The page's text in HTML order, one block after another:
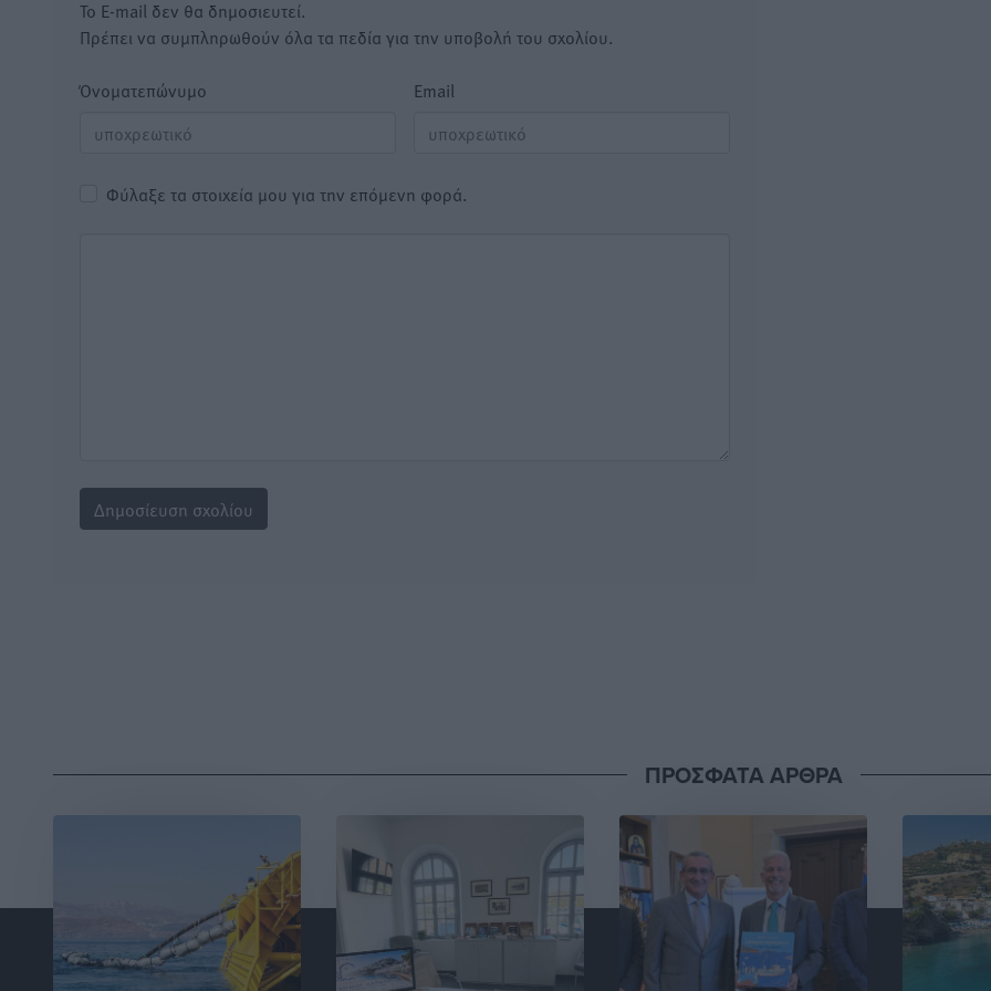
Το E-mail δεν θα δημοσιευτεί.
Πρέπει να συμπληρωθούν όλα τα πεδία για την υποβολή του σχολίου.
Όνοματεπώνυμο Email
Φύλαξε τα στοιχεία μου για την επόμενη φορά.
ΠΡΟΣΦΑΤΑ ΑΡΘΡΑ